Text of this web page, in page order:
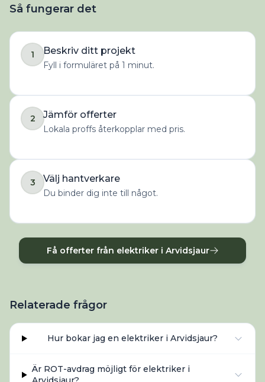
Så fungerar det
1 Beskriv ditt projekt
Fyll i formuläret på 1 minut.
2 Jämför offerter
Lokala proffs återkopplar med pris.
3 Välj hantverkare
Du binder dig inte till något.
Få offerter från elektriker i Arvidsjaur
Relaterade frågor
Hur bokar jag en elektriker i Arvidsjaur?
Är ROT-avdrag möjligt för elektriker i